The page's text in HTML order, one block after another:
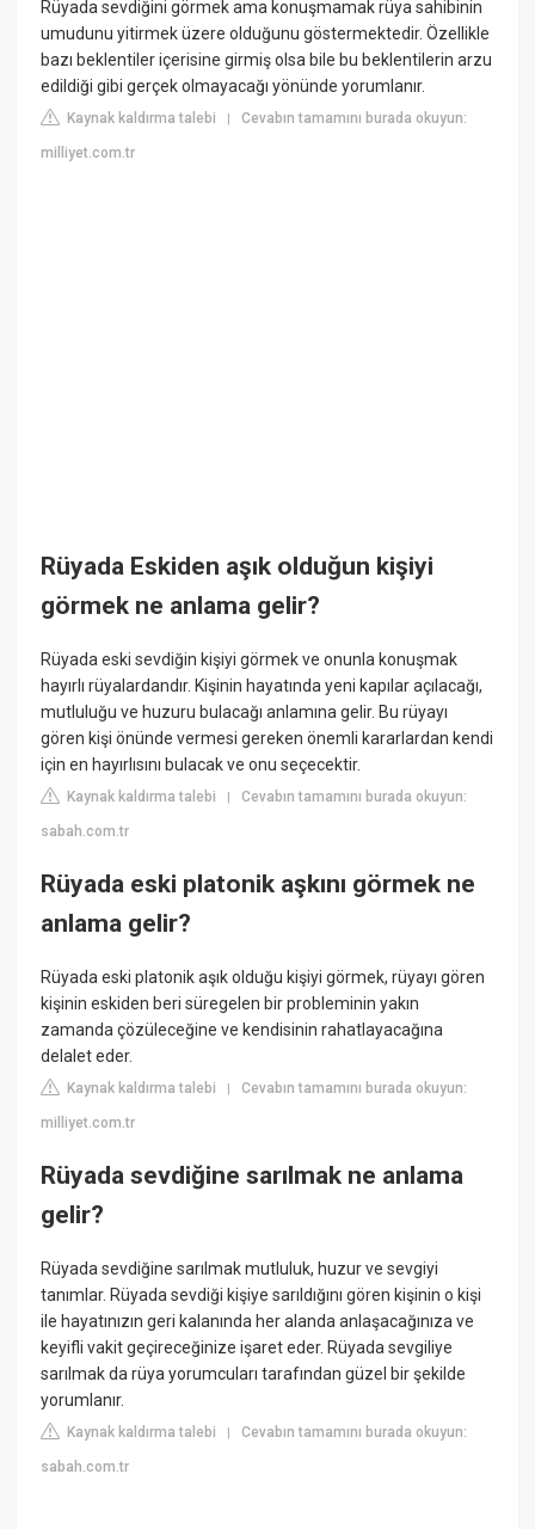
Rüyada sevdiğini görmek ama konuşmamak rüya sahibinin
umudunu yitirmek üzere olduğunu göstermektedir. Özellikle
bazı beklentiler içerisine girmiş olsa bile bu beklentilerin arzu
edildiği gibi gerçek olmayacağı yönünde yorumlanır.
Kaynak kaldırma talebi |Cevabın tamamını burada okuyun:
milliyet.com.tr
Rüyada Eskiden aşık olduğun kişiyi
görmek ne anlama gelir?
Rüyada eski sevdiğin kişiyi görmek ve onunla konuşmak
hayırlı rüyalardandır. Kişinin hayatında yeni kapılar açılacağı,
mutluluğu ve huzuru bulacağı anlamına gelir. Bu rüyayı
gören kişi önünde vermesi gereken önemli kararlardan kendi
için en hayırlısını bulacak ve onu seçecektir.
Kaynak kaldırma talebi |Cevabın tamamını burada okuyun:
sabah.com.tr
Rüyada eski platonik aşkını görmek ne
anlama gelir?
Rüyada eski platonik aşık olduğu kişiyi görmek, rüyayı gören
kişinin eskiden beri süregelen bir probleminin yakın
zamanda çözüleceğine ve kendisinin rahatlayacağına
delalet eder.
Kaynak kaldırma talebi |Cevabın tamamını burada okuyun:
milliyet.com.tr
Rüyada sevdiğine sarılmak ne anlama
gelir?
Rüyada sevdiğine sarılmak mutluluk, huzur ve sevgiyi
tanımlar. Rüyada sevdiği kişiye sarıldığını gören kişinin o kişi
ile hayatınızın geri kalanında her alanda anlaşacağınıza ve
keyifli vakit geçireceğinize işaret eder. Rüyada sevgiliye
sarılmak da rüya yorumcuları tarafından güzel bir şekilde
yorumlanır.
Kaynak kaldırma talebi |Cevabın tamamını burada okuyun:
sabah.com.tr